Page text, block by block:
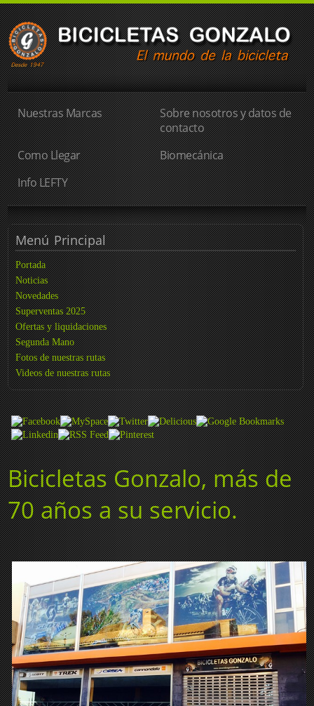
Nuestras Marcas
Sobre nosotros y datos de
contacto
Como Llegar
Biomecánica
Info LEFTY
MenúPrincipal
Portada
Noticias
Novedades
Superventas 2025
Ofertas y liquidaciones
Segunda Mano
Fotos de nuestras rutas
Videos de nuestras rutas
Bicicletas Gonzalo, más de
70 años a su servicio.